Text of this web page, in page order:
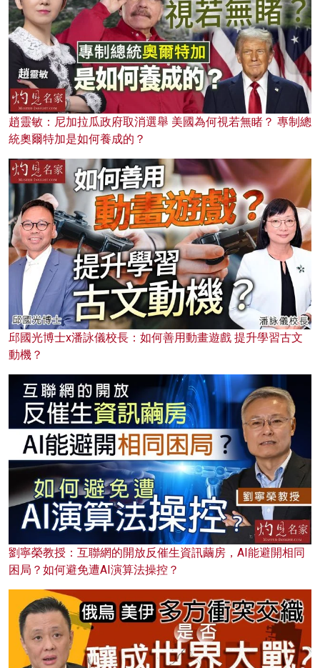
趙靈敏：尼加拉瓜政府取消選舉 美國為何視若無睹？ 專制總
統奧爾特加是如何養成的？
邱國光博士x潘詠儀校長：如何善用動畫遊戲 提升學習古文
動機？
劉寧榮教授：互聯網的開放反催生資訊繭房，AI能避開相同
困局？如何避免遭AI演算法操控？